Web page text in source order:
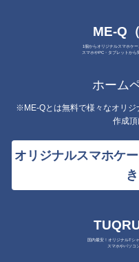
ME-Q
1個からオリジナルスマホケー
スマホやPC・タブレットから
ホーム
※ME-Qとは無料で様々なオリジ
作成頂
オリジナルスマホケ
国内最安！オリジナルTシ
スマホやパソコ